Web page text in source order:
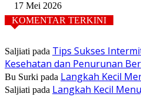
17 Mei 2026
KOMENTAR TERKINI
Saljiati pada Tips Sukses
Kesehatan dan Penurunan
Bu Surki pada Langkah Kecil
Saljiati pada Langkah Kecil